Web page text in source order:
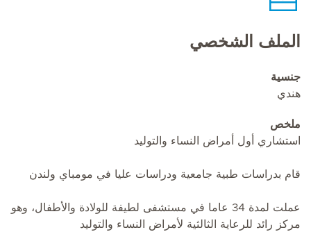
الملف الشخصي
جنسية
هندي
ملخص
استشاري أول أمراض النساء والتوليد
قام بدراسات طبية جامعية ودراسات عليا في مومباي ولندن
عملت لمدة 34 عاما في مستشفى لطيفة للولادة والأطفال، وهو
مركز رائد للرعاية الثالثية لأمراض النساء والتوليد